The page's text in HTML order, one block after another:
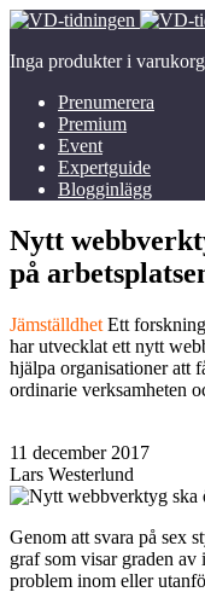
Inga produkter i
Prenumerera
Premium
Event
Expertguide
Blogginlägg
Nytt
på
Jämställdhet Ett
har utvecklat ett nytt
hjälpa organisationer att
ordinarie verksamheten
11 december 2017
Lars Westerlund
Genom att svara på sex
graf som visar graden av
problem inom eller